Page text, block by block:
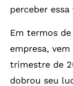
perceber essa
Em termos
empresa,
trimestre de
dobrou seu